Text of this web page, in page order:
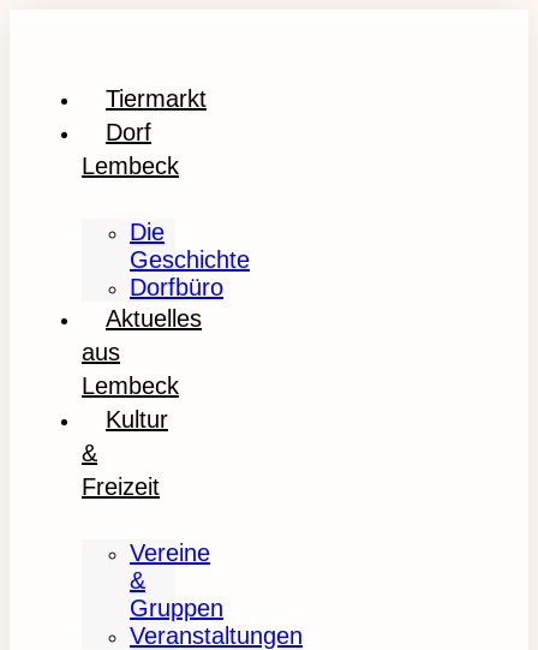
Tiermarkt
Dorf
Lembeck
Die
Geschichte
Dorfbüro
Aktuelles
aus
Lembeck
Kultur
&
Freizeit
Vereine
&
Gruppen
Veranstaltungen